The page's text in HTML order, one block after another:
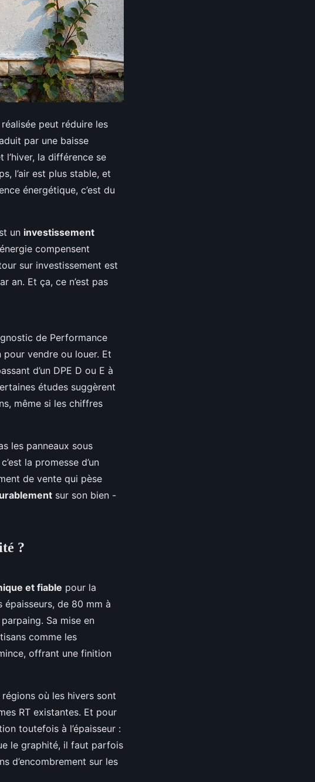
peut réduire les
par une baisse
la différence se
l’air est plus stable, et
énergétique, c’est du
un investissement
compensent
sur investissement est
an. Et ça, ce n’est pas
de Performance
pour vendre ou louer. Et
d’un DPE D ou E à
études suggèrent
même si les chiffres
les panneaux sous
la promesse d’un
de vente qui pèse
sur son bien -
?
et fiable pour la
de 80 mm à
Sa mise en
comme les
offrant une finition
où les hivers sont
RT existantes. Et pour
toutefois à l’épaisseur :
le graphité, il faut parfois
d’encombrement sur les